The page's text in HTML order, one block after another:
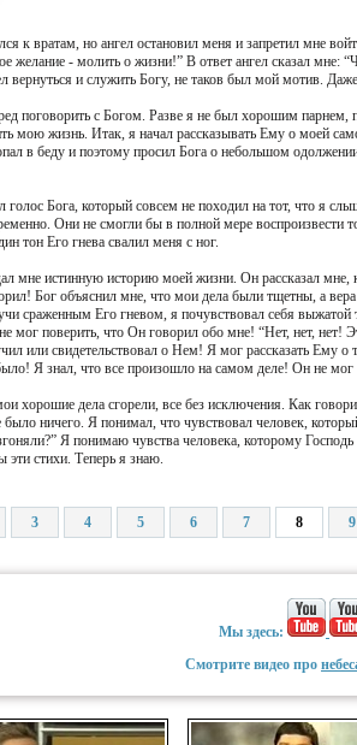
к вратам, но ангел остановил меня и запретил мне
желание - молить о жизни!” В ответ ангел сказал мне:
вернуться и служить Богу, не таков был мой мотив.
поговорить с Богом. Разве я не был хорошим парнем,
мою жизнь. Итак, я начал рассказывать Ему о моей
в беду и поэтому просил Бога о небольшом
голос Бога, который совсем не походил на тот, что я
Они не смогли бы в полной мере воспроизвести
тон Его гнева свалил меня с ног.
мне истинную историю моей жизни. Он рассказал
Бог объяснил мне, что мои дела были тщетны, а
сраженным Его гневом, я почувствовал себя
мог поверить, что Он говорил обо мне! “Нет, нет, нет!
или свидетельствовал о Нем! Я мог рассказать Ему
Я знал, что все произошло на самом деле! Он не
хорошие дела сгорели, все без исключения. Как
было ничего. Я понимал, что чувствовал человек,
Я понимаю чувства человека, которому
эти стихи. Теперь я знаю.
3 4 5 6 7 8 9
Мы здесь:
Смотрите видео про